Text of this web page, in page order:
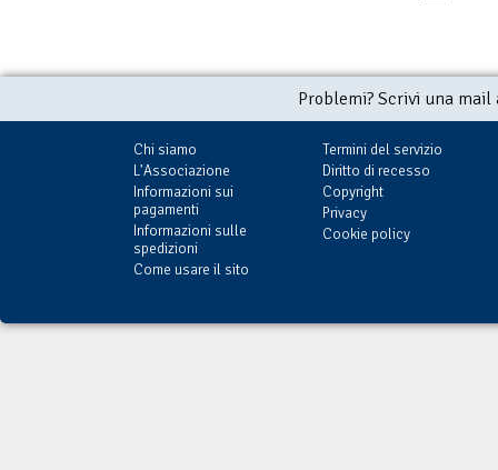
Problemi? Scrivi una
Chi siamo
L'Associazione
Informazioni sui
pagamenti
Informazioni sulle
spedizioni
Come usare il sito
Termini del servizio
Diritto di recesso
Copyright
Privacy
Cookie policy